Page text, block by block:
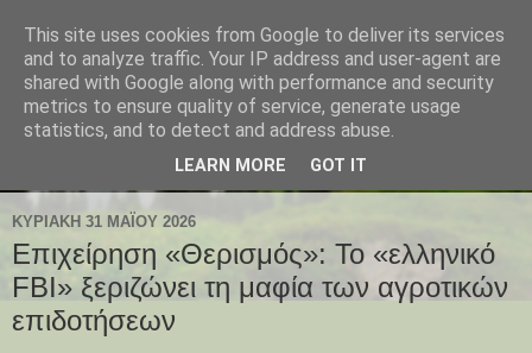
ΚΥΡΙΑΚΉ 31 ΜΑΪ́ΟΥ 2026
Επιχείρηση «Θερισμός»: Το «ελληνικό
FBI» ξεριζώνει τη μαφία των αγροτικών
επιδοτήσεων
This site uses cookies from Google to deliver its services
and to analyze traffic. Your IP address and user-agent are
shared with Google along with performance and security
metrics to ensure quality of service, generate usage
statistics, and to detect and address abuse.
LEARN MORE GOT IT